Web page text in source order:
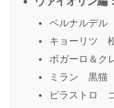
ベルナルデ
キョーリツ
ボガーロ＆
ミラン 黒猫
ピラストロ